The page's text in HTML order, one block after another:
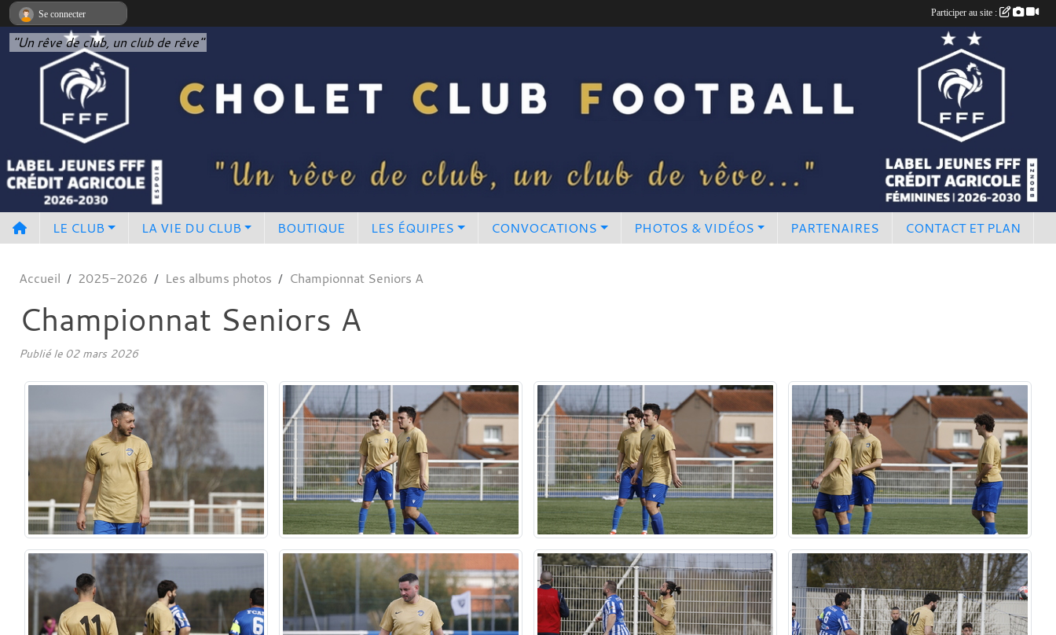
"Un rêve de club, un club de rêve"
LE CLUB LA VIE DU CLUB BOUTIQUE LES ÉQUIPES CONVOCATIONS PHOTOS & VIDÉOS PARTENAIRES CONTACT ET PLAN
Accueil 2025-2026 Les albums photos Championnat Seniors A
Championnat Seniors A
Publié le 02 mars 2026
Se connecter Participer au site :
Panneau de gestion des cookies